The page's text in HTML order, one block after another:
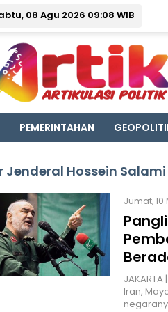
08 Agu 2026 09:08 WIB
PEMERINTAHAN
Jenderal Hossein Salami
Jumat, 10
Iran,